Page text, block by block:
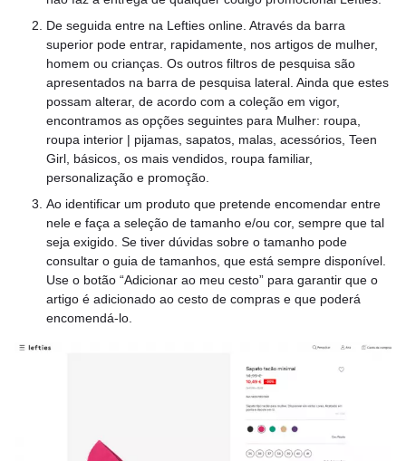
De seguida entre na Lefties online. Através da barra
superior pode entrar, rapidamente, nos artigos de mulher,
homem ou crianças. Os outros filtros de pesquisa são
apresentados na barra de pesquisa lateral. Ainda que estes
possam alterar, de acordo com a coleção em vigor,
encontramos as opções seguintes para Mulher: roupa,
roupa interior | pijamas, sapatos, malas, acessórios, Teen
Girl, básicos, os mais vendidos, roupa familiar,
personalização e promoção.
Ao identificar um produto que pretende encomendar entre
nele e faça a seleção de tamanho e/ou cor, sempre que tal
seja exigido. Se tiver dúvidas sobre o tamanho pode
consultar o guia de tamanhos, que está sempre disponível.
Use o botão “Adicionar ao meu cesto” para garantir que o
artigo é adicionado ao cesto de compras e que poderá
encomendá-lo.